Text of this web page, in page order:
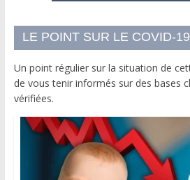
LE POINT SUR LE COVID-19
Un point régulier sur la situation de
de vous tenir informés sur des bases
vérifiées.